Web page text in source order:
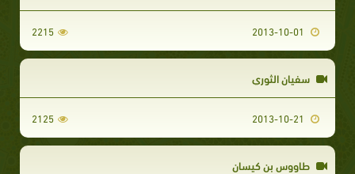
2215
سفيان الثوري
2125
طاووس بن كيسان